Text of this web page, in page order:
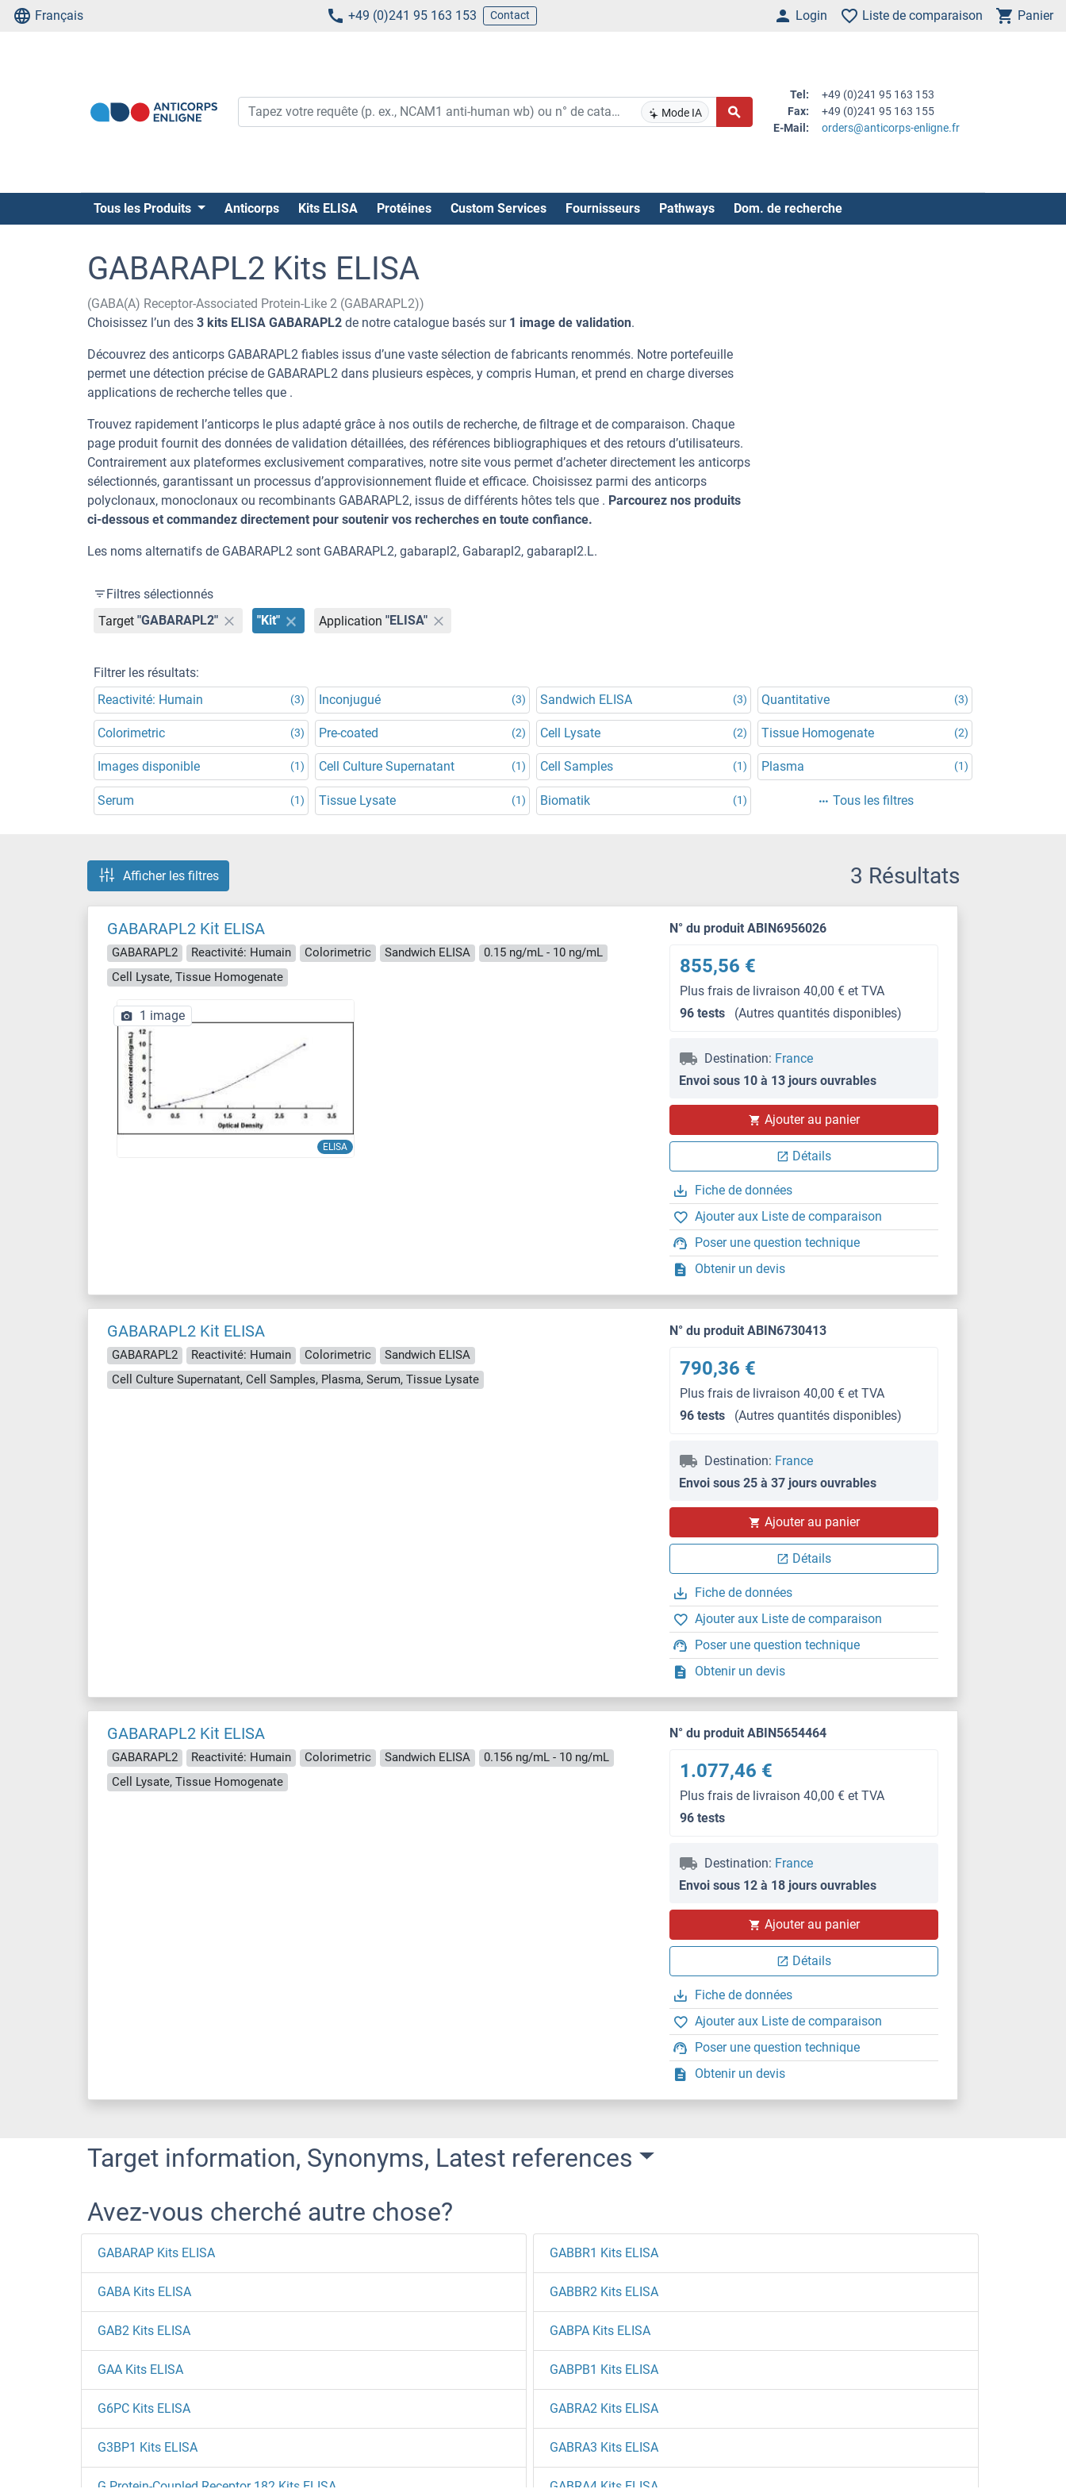
Français +49 (0)241 95 163 153 Contact Login Liste de comparaison Panier
Mode IA
Tel:
+49 (0)241 95 163 153
Fax:
+49 (0)241 95 163 155
E-Mail:
orders@anticorps-enligne.fr
Tous les Produits Anticorps Kits ELISA Protéines Custom Services Fournisseurs Pathways Dom. de recherche
GABARAPL2 Kits ELISA
(GABA(A) Receptor-Associated Protein-Like 2 (GABARAPL2))
Choisissez l’un des 3 kits ELISA GABARAPL2 de notre catalogue basés sur 1 image de validation.
Découvrez des anticorps GABARAPL2 fiables issus d’une vaste sélection de fabricants renommés. Notre portefeuille
permet une détection précise de GABARAPL2 dans plusieurs espèces, y compris Human, et prend en charge diverses
applications de recherche telles que .
Trouvez rapidement l’anticorps le plus adapté grâce à nos outils de recherche, de filtrage et de comparaison. Chaque
page produit fournit des données de validation détaillées, des références bibliographiques et des retours d’utilisateurs.
Contrairement aux plateformes exclusivement comparatives, notre site vous permet d’acheter directement les anticorps
sélectionnés, garantissant un processus d’approvisionnement fluide et efficace. Choisissez parmi des anticorps
polyclonaux, monoclonaux ou recombinants GABARAPL2, issus de différents hôtes tels que . Parcourez nos produits
ci-dessous et commandez directement pour soutenir vos recherches en toute confiance.
Les noms alternatifs de GABARAPL2 sont GABARAPL2, gabarapl2, Gabarapl2, gabarapl2.L.
Filtres sélectionnés
Target "GABARAPL2" "Kit" Application "ELISA"
Filtrer les résultats:
Reactivité: Humain
(3) Inconjugué (3) Sandwich ELISA (3) Quantitative (3)
Colorimetric (3) Pre-coated (2) Cell Lysate (2) Tissue Homogenate (2)
Images disponible (1) Cell Culture Supernatant (1) Cell Samples (1) Plasma (1)
Serum (1) Tissue Lysate (1) Biomatik (1) Tous les filtres
Afficher les filtres 3 Résultats
GABARAPL2 Kit ELISA
GABARAPL2 Reactivité: Humain Colorimetric Sandwich ELISA
0.15 ng/mL - 10 ng/mL
Cell Lysate, Tissue Homogenate
ELISA
1 image
N° du produit ABIN6956026
855,56 €
Plus frais de livraison 40,00 € et TVA
96 tests
(Autres quantités disponibles)
Destination: France
Envoi sous 10 à 13 jours ouvrables
Ajouter au panier
Détails
Fiche de données
Ajouter aux Liste de comparaison
Poser une question technique
Obtenir un devis
GABARAPL2 Kit ELISA
GABARAPL2 Reactivité: Humain Colorimetric
Sandwich ELISA
Cell Culture Supernatant, Cell Samples, Plasma, Serum, Tissue Lysate
N° du produit ABIN6730413
790,36 €
Plus frais de livraison 40,00 € et TVA
96 tests
(Autres quantités disponibles)
Destination: France
Envoi sous 25 à 37 jours ouvrables
Ajouter au panier
Détails
Fiche de données
Ajouter aux Liste de comparaison
Poser une question technique
Obtenir un devis
GABARAPL2 Kit ELISA
GABARAPL2 Reactivité: Humain Colorimetric Sandwich ELISA
0.156 ng/mL - 10 ng/mL
Cell Lysate, Tissue Homogenate
N° du produit ABIN5654464
1.077,46 €
Plus frais de livraison 40,00 € et TVA
96 tests
Destination: France
Envoi sous 12 à 18 jours ouvrables
Ajouter au panier
Détails
Fiche de données
Ajouter aux Liste de comparaison
Poser une question technique
Obtenir un devis
Target information, Synonyms, Latest references
Avez-vous cherché autre chose?
GABARAP Kits ELISA
GABA Kits ELISA
GAB2 Kits ELISA
GAA Kits ELISA
G6PC Kits ELISA
G3BP1 Kits ELISA
G Protein-Coupled Receptor 182 Kits ELISA
GABBR1 Kits ELISA
GABBR2 Kits ELISA
GABPA Kits ELISA
GABPB1 Kits ELISA
GABRA2 Kits ELISA
GABRA3 Kits ELISA
GABRA4 Kits ELISA